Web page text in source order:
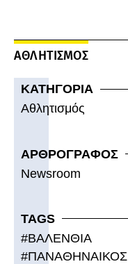
ΑΘΛΗΤΙΣΜΟΣ
ΚΑΤΗΓΟΡΙΑ
Αθλητισμός
ΑΡΘΡΟΓΡΑΦΟΣ
Newsroom
TAGS
#ΒΑΛΕΝΘΙΑ
#ΠΑΝΑΘΗΝΑΙΚΟΣ